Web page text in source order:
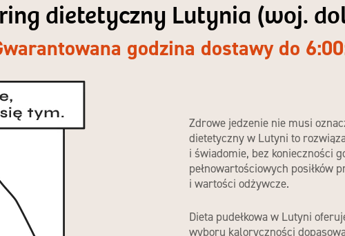
dietetyczny Lutynia (woj.
godzina dostawy do
Zdrowe jedzenie nie musi
dietetyczny w Lutyni to
i świadomie, bez konieczności
pełnowartościowych posiłków
i wartości odżywcze.
Dieta pudełkowa w Lutyni
wyboru kaloryczności